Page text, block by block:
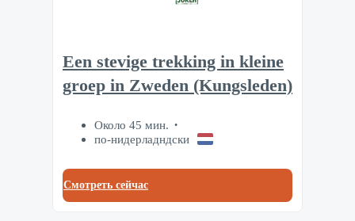
Een stevige trekking in kleine
groep in Zweden (Kungsleden)
Около 45 мин.
по-нидерладндски
Смотреть сейчас